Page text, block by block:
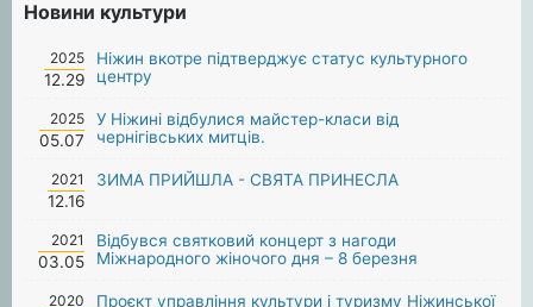
Новини культури
2025
12.29
Ніжин вкотре підтверджує статус культурного
центру
2025
05.07
У Ніжині відбулися майстер-класи від
чернігівських митців.
2021
12.16
ЗИМА ПРИЙШЛА - СВЯТА ПРИНЕСЛА
2021
03.05
Відбувся святковий концерт з нагоди
Міжнародного жіночого дня – 8 березня
2020
Проєкт управління культури і туризму Ніжинської